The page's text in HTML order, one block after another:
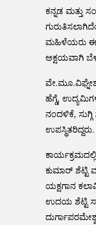
ಕನ್ನಡ ಮತ್ತು
ಮಹಿಳೆಯರು ಈ
ಅಕ್ಷಯವಾಗಿ
ಹೆಗ್ಡೆ,
ನಂದಳಿಕೆ,
ಉಪಸ್ಥಿತರಿದ್ದರು.
ಕುಮಾರ್ ಶೆಟ್ಟಿ
ಯಕ್ಷಗಾನ
ಉದಯ ಶೆಟ್ಟಿ